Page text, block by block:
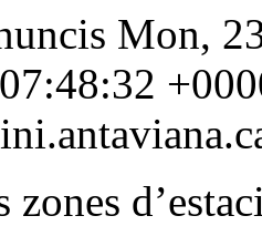
Mon,
zones